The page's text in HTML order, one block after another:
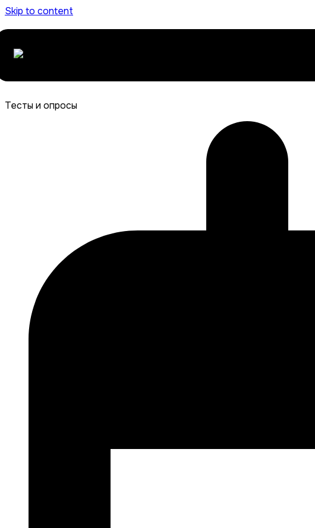
Skip to content
Тесты и опросы